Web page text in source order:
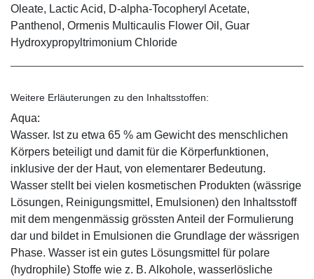
Oleate, Lactic Acid, D-alpha-Tocopheryl Acetate,
Panthenol, Ormenis Multicaulis Flower Oil, Guar
Hydroxypropyltrimonium Chloride
Weitere Erläuterungen zu den Inhaltsstoffen:
Aqua:
Wasser. Ist zu etwa 65 % am Gewicht des menschlichen
Körpers beteiligt und damit für die Körperfunktionen,
inklusive der der Haut, von elementarer Bedeutung.
Wasser stellt bei vielen kosmetischen Produkten (wässrige
Lösungen, Reinigungsmittel, Emulsionen) den Inhaltsstoff
mit dem mengenmässig grössten Anteil der Formulierung
dar und bildet in Emulsionen die Grundlage der wässrigen
Phase. Wasser ist ein gutes Lösungsmittel für polare
(hydrophile) Stoffe wie z. B. Alkohole, wasserlösliche